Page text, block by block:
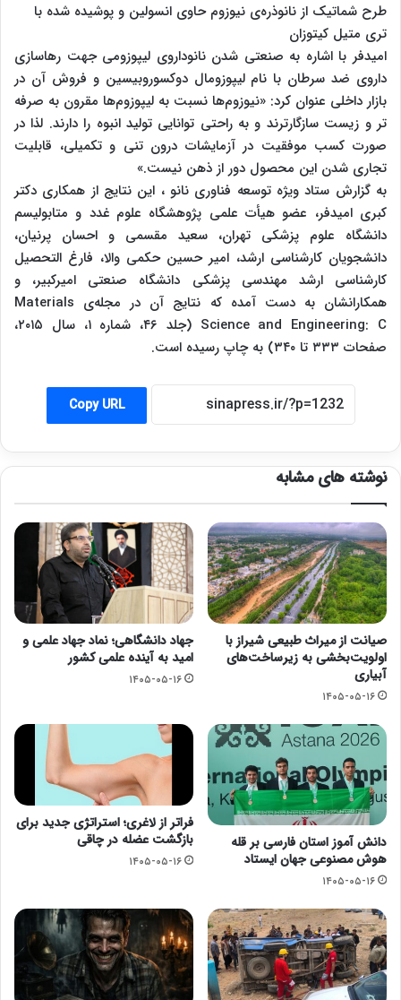
طرح شماتیک از نانوذره‌ی نیوزوم حاوی انسولین و پوشیده شده با
تری متیل کیتوزان
امیدفر با اشاره به صنعتی شدن نانوداروی لیپوزومی جهت رهاسازی
داروی ضد سرطان با نام لیپوزومال دوکسوروبیسین و فروش آن در
بازار داخلی عنوان کرد: «نیوزوم‌ها نسبت به لیپوزوم‌ها مقرون به صرفه
تر و زیست سازگارترند و به راحتی توانایی تولید انبوه را دارند. لذا در
صورت کسب موفقیت در آزمایشات درون تنی و تکمیلی، قابلیت
تجاری شدن این محصول دور از ذهن نیست.»
به گزارش ستاد ویژه توسعه فناوری نانو ، این نتایج از همکاری دکتر
کبری امیدفر، عضو هیأت علمی پژوهشگاه علوم غدد و متابولیسم
دانشگاه علوم پزشکی تهران، سعید مقسمی و احسان پرنیان،
دانشجویان کارشناسی ارشد، امیر حسین حکمی والا، فارغ التحصیل
کارشناسی ارشد مهندسی پزشکی دانشگاه صنعتی امیرکبیر، و
همکارانشان به دست آمده که نتایج آن در مجله‌ی Materials
Science and Engineering: C (جلد ۴۶، شماره ۱، سال ۲۰۱۵،
صفحات ۳۳۳ تا ۳۴۰) به چاپ رسیده است.
Copy URL
نوشته های مشابه
صیانت از میراث طبیعی شیراز با
اولویت‌بخشی به زیرساخت‌های
آبیاری
۱۴۰۵-۰۵-۱۶
جهاد دانشگاهی؛ نماد جهاد علمی و
امید به آینده علمی کشور
۱۴۰۵-۰۵-۱۶
دانش آموز استان فارسی بر قله
هوش مصنوعی جهان ایستاد
۱۴۰۵-۰۵-۱۶
فراتر از لاغری؛ استراتژی جدید برای
بازگشت عضله در چاقی
۱۴۰۵-۰۵-۱۶